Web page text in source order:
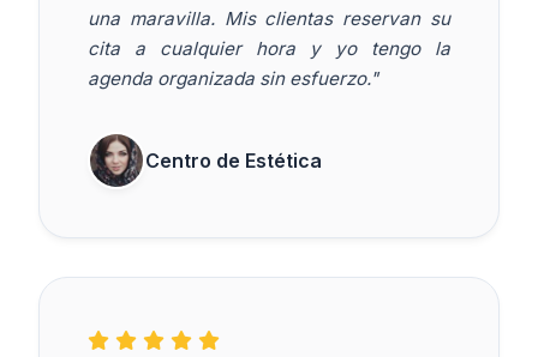
una maravilla. Mis clientas reservan su
cita a cualquier hora y yo tengo la
agenda organizada sin esfuerzo."
Centro de Estética